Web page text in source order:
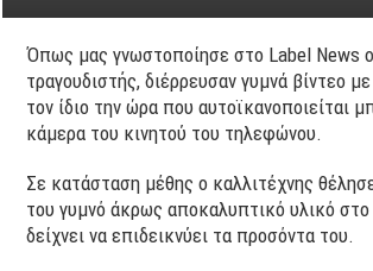
Όπως μας γνωστοποίησε στο Label News
τραγουδιστής, διέρρευσαν γυμνά βίντεο
τον ίδιο την ώρα που αυτοϊκανοποιείται
κάμερα του κινητού του τηλεφώνου.
Σε κατάσταση μέθης ο καλλιτέχνης
του γυμνό άκρως αποκαλυπτικό υλικό
δείχνει να επιδεικνύει τα προσόντα του.